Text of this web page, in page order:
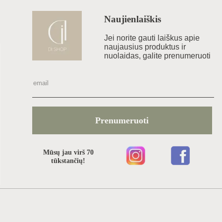
Naujienlaiškis
Jei norite gauti laiškus apie
naujausius produktus ir
nuolaidas, galite prenumeruoti
Prenumeruoti
Mūsų jau virš 70
tūkstančių!